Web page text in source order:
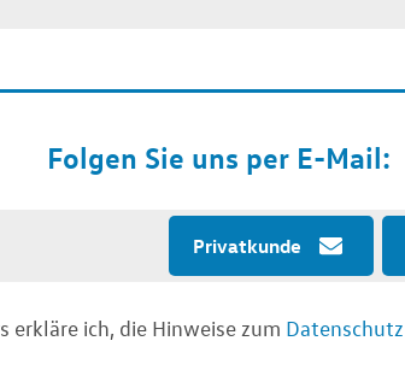
Folgen Sie uns per E-Mail:
Privatkunde
erkläre ich, die Hinweise zum Datenschutz